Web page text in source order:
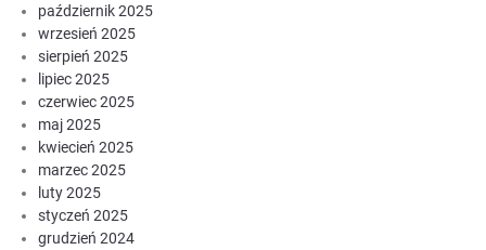
październik 2025
wrzesień 2025
sierpień 2025
lipiec 2025
czerwiec 2025
maj 2025
kwiecień 2025
marzec 2025
luty 2025
styczeń 2025
grudzień 2024